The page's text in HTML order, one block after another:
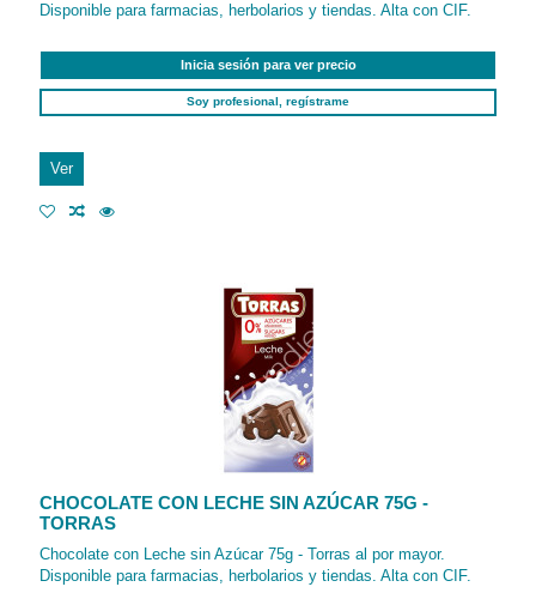
Disponible para farmacias, herbolarios y tiendas. Alta con CIF.
Inicia sesión para ver precio
Soy profesional, regístrame
Ver
CHOCOLATE CON LECHE SIN AZÚCAR 75G -
TORRAS
Chocolate con Leche sin Azúcar 75g - Torras al por mayor.
Disponible para farmacias, herbolarios y tiendas. Alta con CIF.